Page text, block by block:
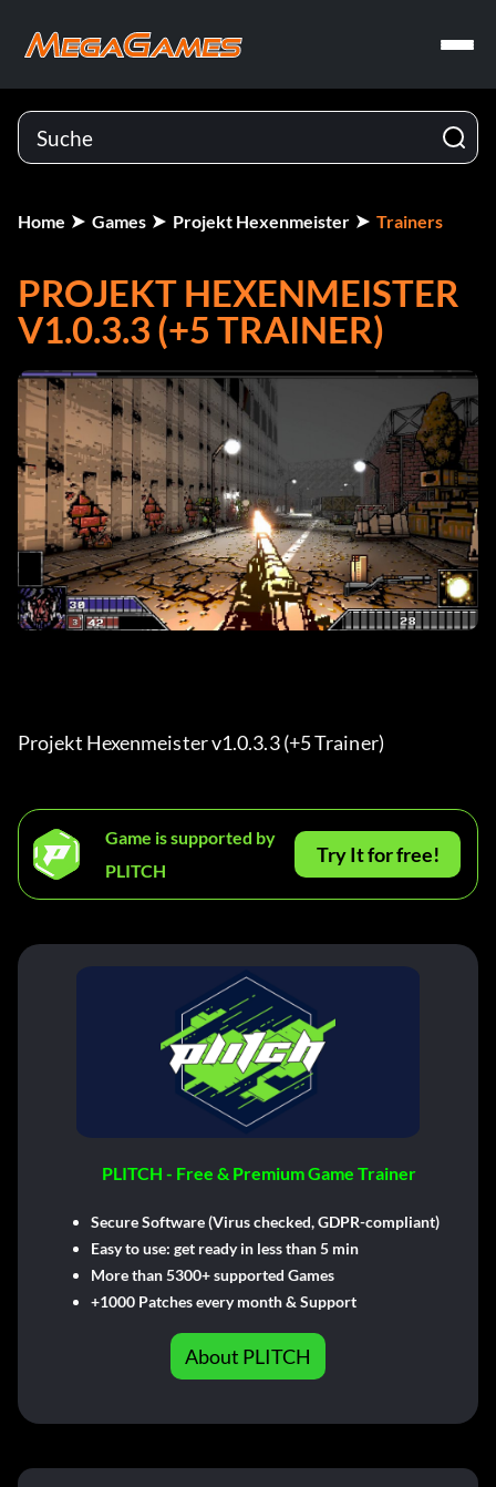
Home Games Projekt Hexenmeister Trainers
PROJEKT HEXENMEISTER
V1.0.3.3 (+5 TRAINER)
Projekt Hexenmeister v1.0.3.3 (+5 Trainer)
Game is supported by
PLITCH
Try It for free!
PLITCH - Free & Premium Game Trainer
Secure Software (Virus checked, GDPR-compliant)
Easy to use: get ready in less than 5 min
More than 5300+ supported Games
+1000 Patches every month & Support
About PLITCH